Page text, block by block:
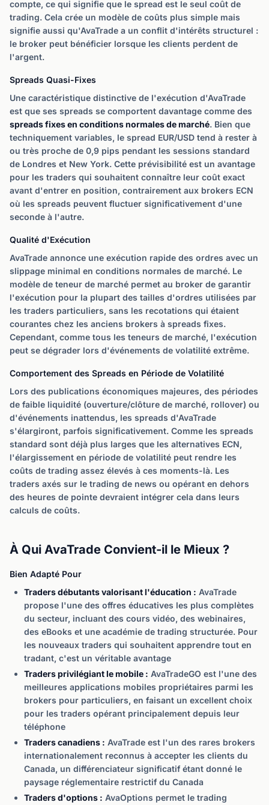
compte, ce qui signifie que le spread est le seul coût de
trading. Cela crée un modèle de coûts plus simple mais
signifie aussi qu'AvaTrade a un conflit d'intérêts structurel :
le broker peut bénéficier lorsque les clients perdent de
l'argent.
Spreads Quasi-Fixes
Une caractéristique distinctive de l'exécution d'AvaTrade
est que ses spreads se comportent davantage comme des
spreads fixes en conditions normales de marché. Bien que
techniquement variables, le spread EUR/USD tend à rester à
ou très proche de 0,9 pips pendant les sessions standard
de Londres et New York. Cette prévisibilité est un avantage
pour les traders qui souhaitent connaître leur coût exact
avant d'entrer en position, contrairement aux brokers ECN
où les spreads peuvent fluctuer significativement d'une
seconde à l'autre.
Qualité d'Exécution
AvaTrade annonce une exécution rapide des ordres avec un
slippage minimal en conditions normales de marché. Le
modèle de teneur de marché permet au broker de garantir
l'exécution pour la plupart des tailles d'ordres utilisées par
les traders particuliers, sans les recotations qui étaient
courantes chez les anciens brokers à spreads fixes.
Cependant, comme tous les teneurs de marché, l'exécution
peut se dégrader lors d'événements de volatilité extrême.
Comportement des Spreads en Période de Volatilité
Lors des publications économiques majeures, des périodes
de faible liquidité (ouverture/clôture de marché, rollover) ou
d'événements inattendus, les spreads d'AvaTrade
s'élargiront, parfois significativement. Comme les spreads
standard sont déjà plus larges que les alternatives ECN,
l'élargissement en période de volatilité peut rendre les
coûts de trading assez élevés à ces moments-là. Les
traders axés sur le trading de news ou opérant en dehors
des heures de pointe devraient intégrer cela dans leurs
calculs de coûts.
À Qui AvaTrade Convient-il le Mieux ?
Bien Adapté Pour
Traders débutants valorisant l'éducation : AvaTrade
propose l'une des offres éducatives les plus complètes
du secteur, incluant des cours vidéo, des webinaires,
des eBooks et une académie de trading structurée. Pour
les nouveaux traders qui souhaitent apprendre tout en
tradant, c'est un véritable avantage
Traders privilégiant le mobile : AvaTradeGO est l'une des
meilleures applications mobiles propriétaires parmi les
brokers pour particuliers, en faisant un excellent choix
pour les traders opérant principalement depuis leur
téléphone
Traders canadiens : AvaTrade est l'un des rares brokers
internationalement reconnus à accepter les clients du
Canada, un différenciateur significatif étant donné le
paysage réglementaire restrictif du Canada
Traders d'options : AvaOptions permet le trading